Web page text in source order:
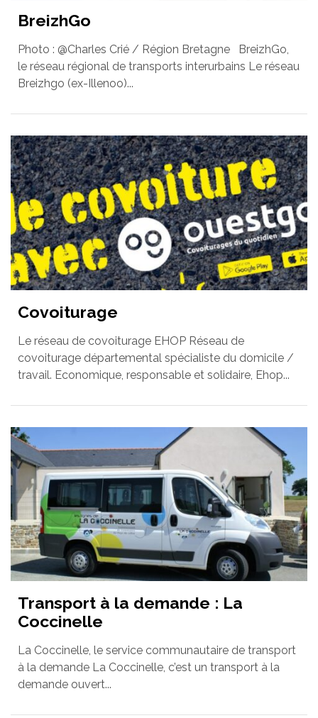
BreizhGo
Photo : @Charles Crié / Région Bretagne BreizhGo,
le réseau régional de transports interurbains Le réseau
Breizhgo (ex-Illenoo)...
Covoiturage
Le réseau de covoiturage EHOP Réseau de
covoiturage départemental spécialiste du domicile /
travail. Economique, responsable et solidaire, Ehop...
Transport à la demande : La
Coccinelle
La Coccinelle, le service communautaire de transport
à la demande La Coccinelle, c’est un transport à la
demande ouvert...